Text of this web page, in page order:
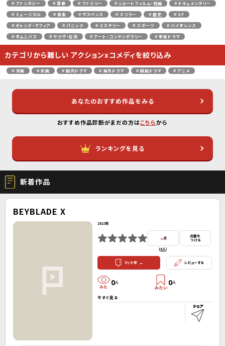
＃ファンタジー
＃青春 ＃ファミリー ＃ショートフィルム・短編
＃ドキュメンタリー
＃ミュージカル
＃音楽 ＃サスペンス ＃スリラー ＃歴史
＃SF
＃ギャング・マフィア
＃パニック ＃ミステリー ＃スポーツ
＃バイオレンス
＃オムニバス
＃ヤクザ・任侠 ＃アート・コンテンポラリー ＃単発ドラマ
カテゴリから難しい アクションxコメディを絞り込み
＃洋画 ＃邦画 ＃国内ドラマ ＃海外ドラマ ＃韓国ドラマ ＃アニメ
あなたのおすすめ作品をみる
おすすめ作品診断がまだの方はこちらから
ランキングを見る
新着作品
BEYBLADE X
2023年
-点
(0人）
点数を
つける
マッチ率 - レビューする
0人 0人
今すぐ見る